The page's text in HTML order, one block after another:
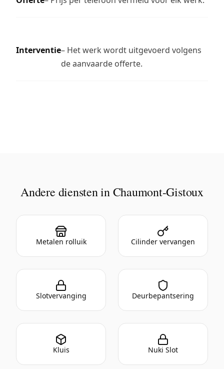
Interventie– Het werk wordt uitgevoerd volgens
de aanvaarde offerte.
Andere diensten in Chaumont-Gistoux
Metalen rolluik Cilinder vervangen
Slotvervanging Deurbepantsering
Kluis Nuki Slot